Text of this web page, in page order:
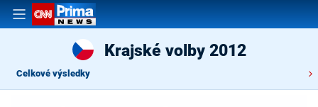
Krajské volby 2012
Celkové výsledky